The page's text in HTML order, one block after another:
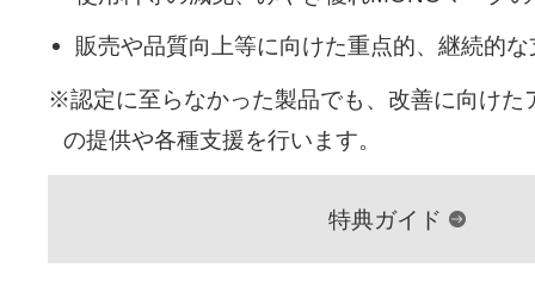
販売や品質向上等に向けた重点的、継続的
※認定に至らなかった製品でも、改善に向けた
の提供や各種支援を行います。
特典ガイド